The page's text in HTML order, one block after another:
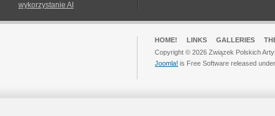
wykorzystanie AI
HOME! LINKS GALLERIES
Copyright © 2026 Związek Polskich
Joomla! is Free Software released